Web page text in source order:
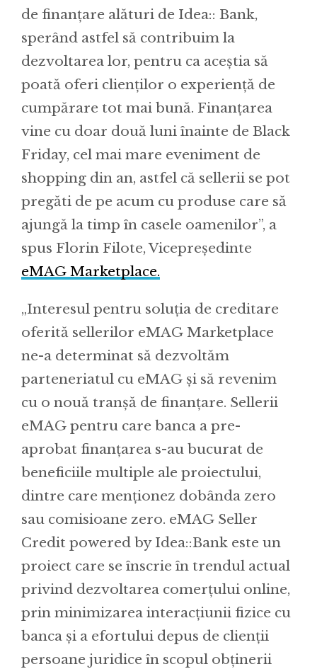
de finanțare alături de Idea:: Bank,
sperând astfel să contribuim la
dezvoltarea lor, pentru ca aceștia să
poată oferi clienților o experiență de
cumpărare tot mai bună. Finanțarea
vine cu doar două luni înainte de Black
Friday, cel mai mare eveniment de
shopping din an, astfel că sellerii se pot
pregăti de pe acum cu produse care să
ajungă la timp în casele oamenilor”, a
spus Florin Filote, Vicepreședinte
eMAG Marketplace.
„Interesul pentru soluția de creditare
oferită sellerilor eMAG Marketplace
ne-a determinat să dezvoltăm
parteneriatul cu eMAG și să revenim
cu o nouă tranșă de finanțare. Sellerii
eMAG pentru care banca a pre-
aprobat finanțarea s-au bucurat de
beneficiile multiple ale proiectului,
dintre care menționez dobânda zero
sau comisioane zero. eMAG Seller
Credit powered by Idea::Bank este un
proiect care se înscrie în trendul actual
privind dezvoltarea comerțului online,
prin minimizarea interacțiunii fizice cu
banca și a efortului depus de clienții
persoane juridice în scopul obținerii